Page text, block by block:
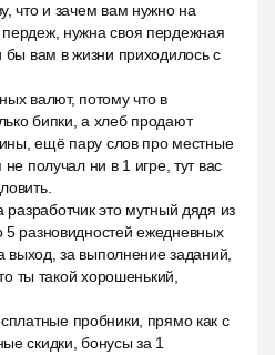
что и зачем вам нужно на
нужна своя пердежная
бы вам в жизни приходилось с
валют, потому что в
бипки, а хлеб продают
ещё пару слов про местные
получал ни в 1 игре, тут вас
это мутный дядя из
разновидностей ежедневных
выход, за выполнение заданий,
ты такой хорошенький,
пробники, прямо как с
скидки, бонусы за 1